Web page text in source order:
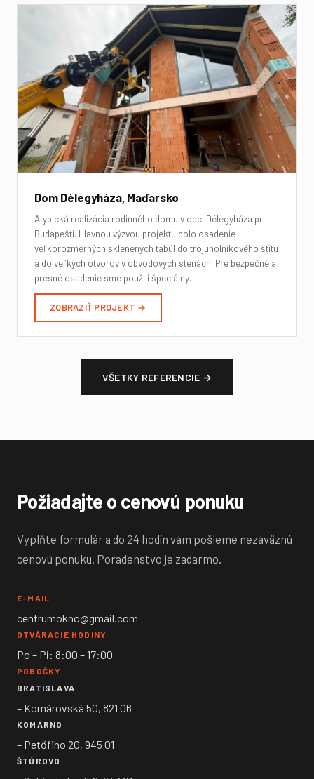
Dom Délegyháza, Maďarsko
Atypická realizácia rodinného domu v obci Délegyháza pri
Budapešti. Hlavnou výzvou projektu bolo osadenie
veľkorozmerných sklenených tabúl do trojuholníkového štítu
a do veľkých otvorov v obvodových stenách. Pre bezpečné a
presné osadenie sme použili špeciálny…
ZOBRAZIŤ PROJEKT →
VŠETKY REFERENCIE →
Požiadajte o cenovú ponuku
Vyplňte formulár a do 24 hodín vám pošleme nezáväznú
cenovú ponuku. Poradenstvo je zadarmo.
E-MAIL
centrumokno@gmail.com
OTVÁRACIE HODINY
Po – Pi: 8:00 – 17:00
POBOČKY
BRATISLAVA
– Komárovská 50, 821 06
KOMÁRNO
– Petőfiho 20, 945 01
ŠTÚROVO